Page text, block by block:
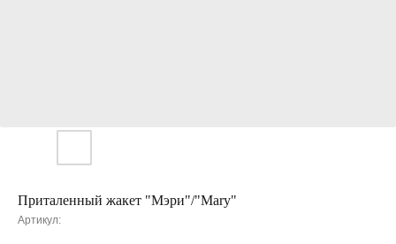
Приталенный жакет "Мэри"/"Mary"
Артикул: